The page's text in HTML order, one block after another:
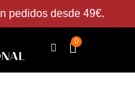
pedidos desde 49€.